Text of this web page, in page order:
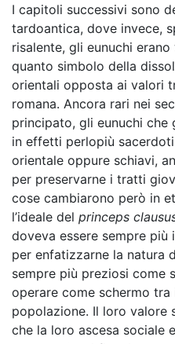
I capitoli successivi sono
tardoantica, dove invece,
risalente, gli eunuchi
quanto simbolo della
orientali opposta ai valori
romana. Ancora rari nei
principato, gli eunuchi che
in effetti perlopiù
orientale oppure schiavi,
per preservarne i tratti
cose cambiarono però in
l’ideale del princeps
doveva essere sempre più
per enfatizzarne la natura
sempre più preziosi come
operare come schermo
popolazione. Il loro valore
che la loro ascesa sociale